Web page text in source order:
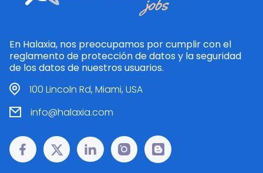
En Halaxia, nos preocupamos por cumplir con el
reglamento de protección de datos y la seguridad
de los datos de nuestros usuarios.
100 Lincoln Rd, Miami, USA
info@halaxia.com